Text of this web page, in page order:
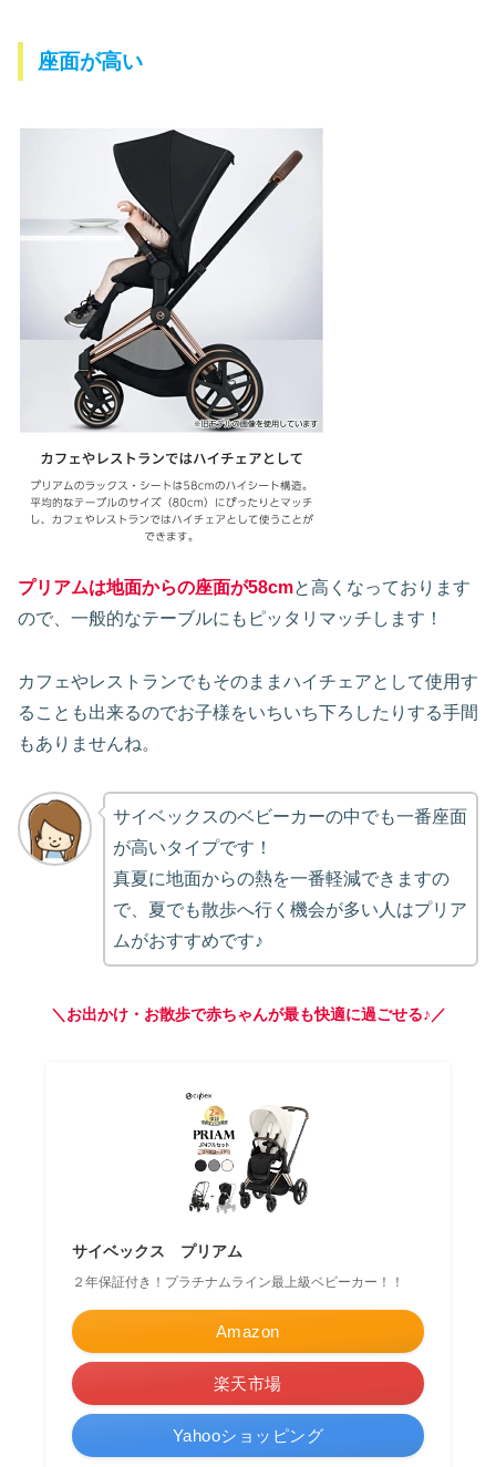
座面が高い
プリアムは地面からの座面が58cmと高くなっております
ので、一般的なテーブルにもピッタリマッチします！
カフェやレストランでもそのままハイチェアとして使用す
ることも出来るのでお子様をいちいち下ろしたりする手間
もありませんね。
サイベックスのベビーカーの中でも一番座面
が高いタイプです！
真夏に地面からの熱を一番軽減できますの
で、夏でも散歩へ行く機会が多い人はプリア
ムがおすすめです♪
＼お出かけ・お散歩で赤ちゃんが最も快適に過ごせる♪／
サイベックス プリアム
２年保証付き！プラチナムライン最上級ベビーカー！！
Amazon
楽天市場
Yahooショッピング